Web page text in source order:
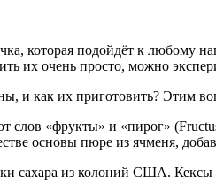
которая подойдёт к любому
их очень просто, можно
и как их приготовить? Этим
слов «фрукты» и «пирог»
основы пюре из ячменя,
сахара из колоний США.